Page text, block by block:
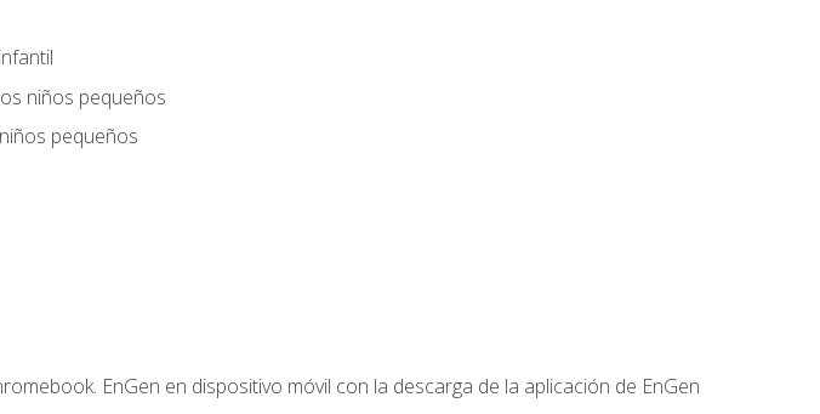
niños pequeños
pequeños
EnGen en dispositivo móvil con la descarga de la aplicación de EnGen